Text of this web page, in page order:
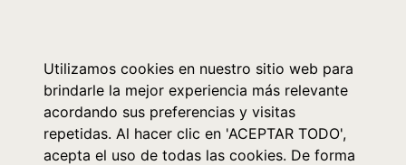
Utilizamos cookies en nuestro sitio web para
brindarle la mejor experiencia más relevante
acordando sus preferencias y visitas
repetidas. Al hacer clic en 'ACEPTAR TODO',
acepta el uso de todas las cookies. De forma